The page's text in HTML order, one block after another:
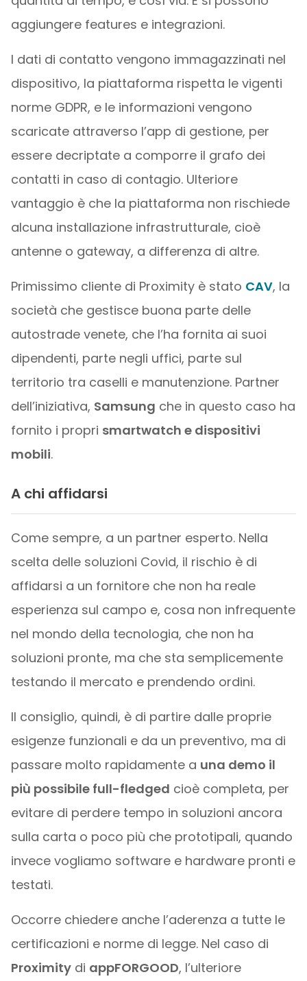
aggiungere features e integrazioni.
I dati di contatto vengono immagazzinati nel
dispositivo, la piattaforma rispetta le vigenti
norme GDPR, e le informazioni vengono
scaricate attraverso l’app di gestione, per
essere decriptate a comporre il grafo dei
contatti in caso di contagio. Ulteriore
vantaggio è che la piattaforma non rischiede
alcuna installazione infrastrutturale, cioè
antenne o gateway, a differenza di altre.
Primissimo cliente di Proximity è stato CAV, la
società che gestisce buona parte delle
autostrade venete, che l’ha fornita ai suoi
dipendenti, parte negli uffici, parte sul
territorio tra caselli e manutenzione. Partner
dell’iniziativa, Samsung che in questo caso ha
fornito i propri smartwatch e dispositivi
mobili.
A chi affidarsi
Come sempre, a un partner esperto. Nella
scelta delle soluzioni Covid, il rischio è di
affidarsi a un fornitore che non ha reale
esperienza sul campo e, cosa non infrequente
nel mondo della tecnologia, che non ha
soluzioni pronte, ma che sta semplicemente
testando il mercato e prendendo ordini.
Il consiglio, quindi, è di partire dalle proprie
esigenze funzionali e da un preventivo, ma di
passare molto rapidamente a una demo il
più possibile full-fledged cioè completa, per
evitare di perdere tempo in soluzioni ancora
sulla carta o poco più che prototipali, quando
invece vogliamo software e hardware pronti e
testati.
Occorre chiedere anche l’aderenza a tutte le
certificazioni e norme di legge. Nel caso di
Proximitydi appFORGOOD, l’ulteriore